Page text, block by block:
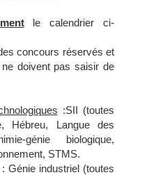
le calendrier ci-
concours réservés et
doivent pas saisir de
:SII (toutes
Hébreu, Langue des
génie biologique,
STMS.
: Génie industriel (toutes